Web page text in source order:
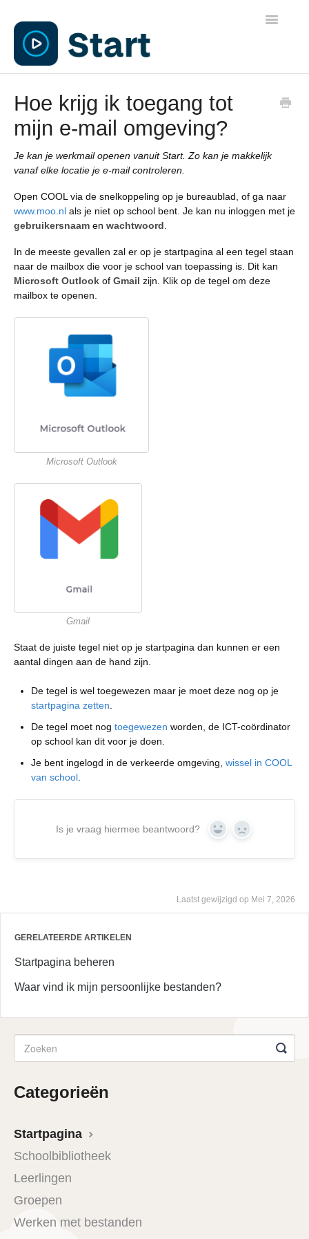
Toggle
Algemene informatie
Leerkrachten
Ouders
Applicaties
Beheer
Hoe krijg ik toegang tot
mijn e-mail omgeving?
Je kan je werkmail openen vanuit Start. Zo kan je makkelijk
vanaf elke locatie je e-mail controleren.
Open COOL via de snelkoppeling op je bureaublad, of ga naar
www.moo.nl als je niet op school bent. Je kan nu inloggen met je
gebruikersnaam en wachtwoord.
In de meeste gevallen zal er op je startpagina al een tegel staan
naar de mailbox die voor je school van toepassing is. Dit kan
Microsoft Outlook of Gmail zijn. Klik op de tegel om deze
mailbox te openen.
Microsoft Outlook
Gmail
Staat de juiste tegel niet op je startpagina dan kunnen er een
aantal dingen aan de hand zijn.
De tegel is wel toegewezen maar je moet deze nog op je
startpagina zetten.
De tegel moet nog toegewezen worden, de ICT-coördinator
op school kan dit voor je doen.
Je bent ingelogd in de verkeerde omgeving, wissel in COOL
van school.
Is je vraag hiermee beantwoord? Yes No
Laatst gewijzigd op Mei 7, 2026
GERELATEERDE ARTIKELEN
Startpagina beheren
Waar vind ik mijn persoonlijke bestanden?
Categorieën
Startpagina
Schoolbibliotheek
Leerlingen
Groepen
Werken met bestanden